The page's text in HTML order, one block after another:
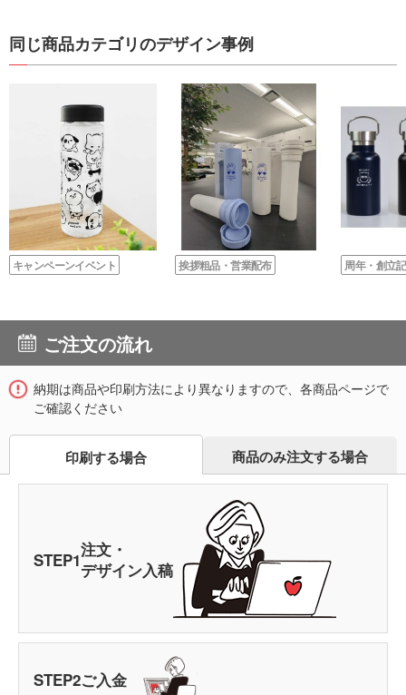
同じ商品カテゴリのデザイン事例
キャンペーンイベント 挨拶粗品・営業配布 周年・創立
ご注文の流れ
納期は商品や印刷方法により異なりますので、各商品ページで
ご確認ください
印刷する場合 商品のみ注文する場合
STEP1注文・
デザイン入稿
STEP2ご入金